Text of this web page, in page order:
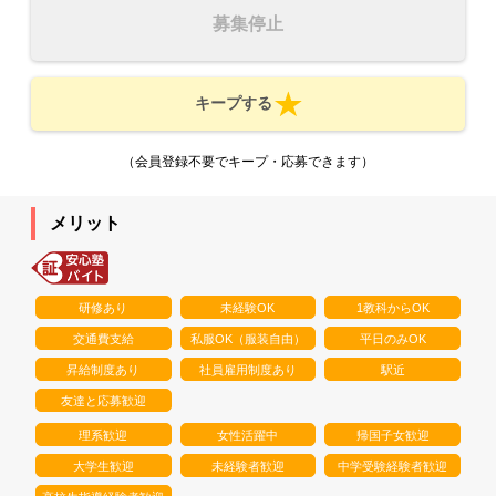
募集停止
キープする
（会員登録不要でキープ・応募できます）
メリット
研修あり 未経験OK 1教科からOK
交通費支給 私服OK（服装自由） 平日のみOK
昇給制度あり 社員雇用制度あり 駅近
友達と応募歓迎
理系歓迎 女性活躍中 帰国子女歓迎
大学生歓迎 未経験者歓迎 中学受験経験者歓迎